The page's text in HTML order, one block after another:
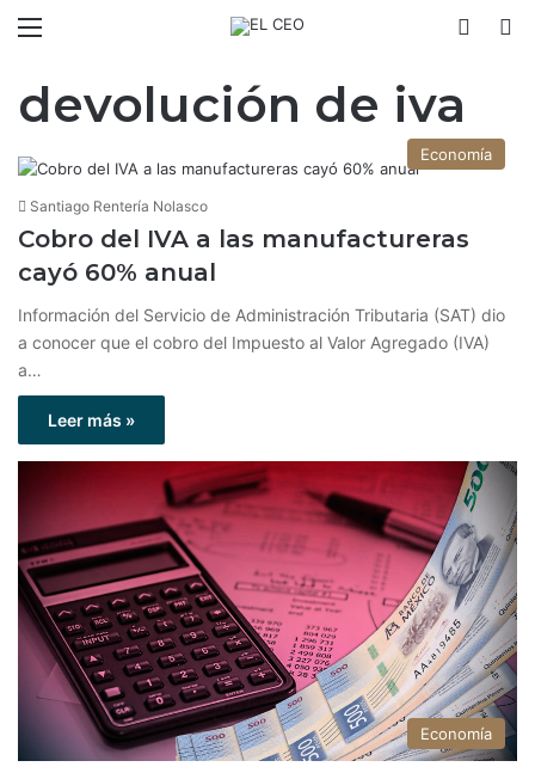
devolución de iva
Economía
Santiago Rentería Nolasco
Cobro del IVA a las manufactureras
cayó 60% anual
Información del Servicio de Administración Tributaria (SAT) dio
a conocer que el cobro del Impuesto al Valor Agregado (IVA)
a…
Leer más »
Economía